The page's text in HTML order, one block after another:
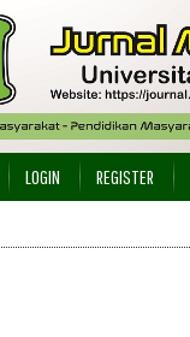
LOGIN REGISTER